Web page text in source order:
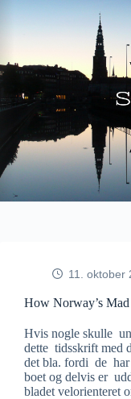
11. oktober
How Norway’s
Hvis nogle skulle
dette tidsskrift med
det bla. fordi de har
boet og delvis er
bladet velorienteret